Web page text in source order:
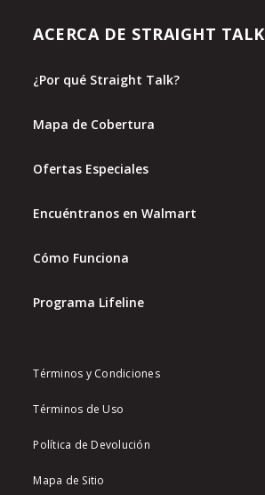
ACERCA DE STRAIGHT TALK
¿Por qué Straight Talk?
Mapa de Cobertura
Ofertas Especiales
Encuéntranos en Walmart
Cómo Funciona
Programa Lifeline
Términos y Condiciones
Términos de Uso
Política de Devolución
Mapa de Sitio